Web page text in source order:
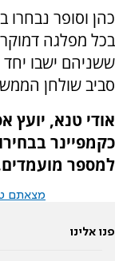
כהן וסופר
בכל מפלגה
סביב שולחן
אודי טנא, יועץ
למספר
מצאתם
פנו אלינו